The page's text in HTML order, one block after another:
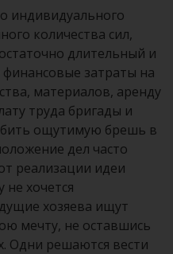
индивидуального
количества сил,
длительный и
затраты на
материалов, аренду
труда бригады и
ощутимую брешь в
дел часто
реализации идеи
не хочется
хозяева ищут
мечту, не оставшись
Одни решаются вести